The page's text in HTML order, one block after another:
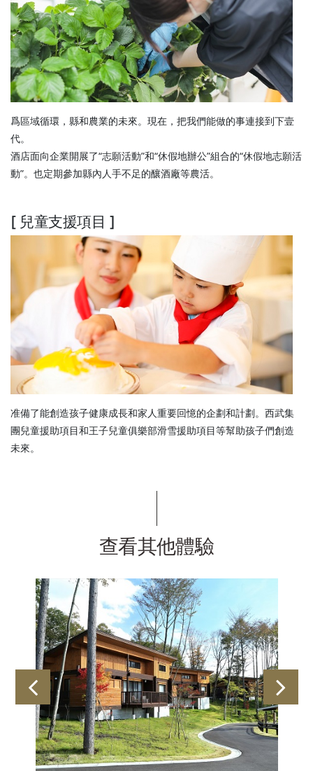
爲區域循環，縣和農業的未來。現在，把我們能做的事連接到下壹
代。
酒店面向企業開展了“志願活動”和“休假地辦公”組合的“休假地志願活
動”。也定期參加縣內人手不足的釀酒廠等農活。
[ 兒童支援項目 ]
准備了能創造孩子健康成長和家人重要回憶的企劃和計劃。西武集
團兒童援助項目和王子兒童俱樂部滑雪援助項目等幫助孩子們創造
未來。
查看其他體驗